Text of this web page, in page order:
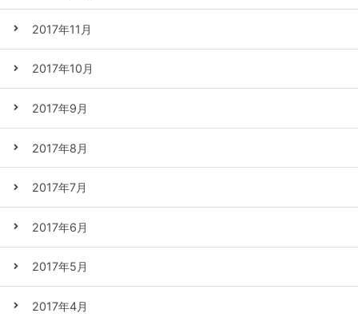
2017年11月
2017年10月
2017年9月
2017年8月
2017年7月
2017年6月
2017年5月
2017年4月